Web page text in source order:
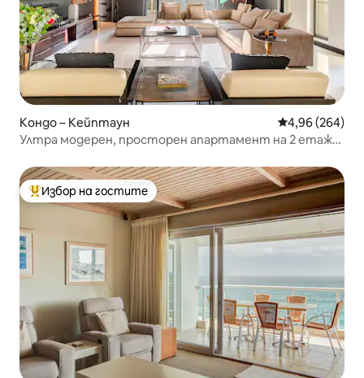
Кондо – Кейптаун Средна
4,96 (264)
Ултра модерен, просторен апартамент на 2 етажа
Най-популярен избор на гостите
Избор на гостите